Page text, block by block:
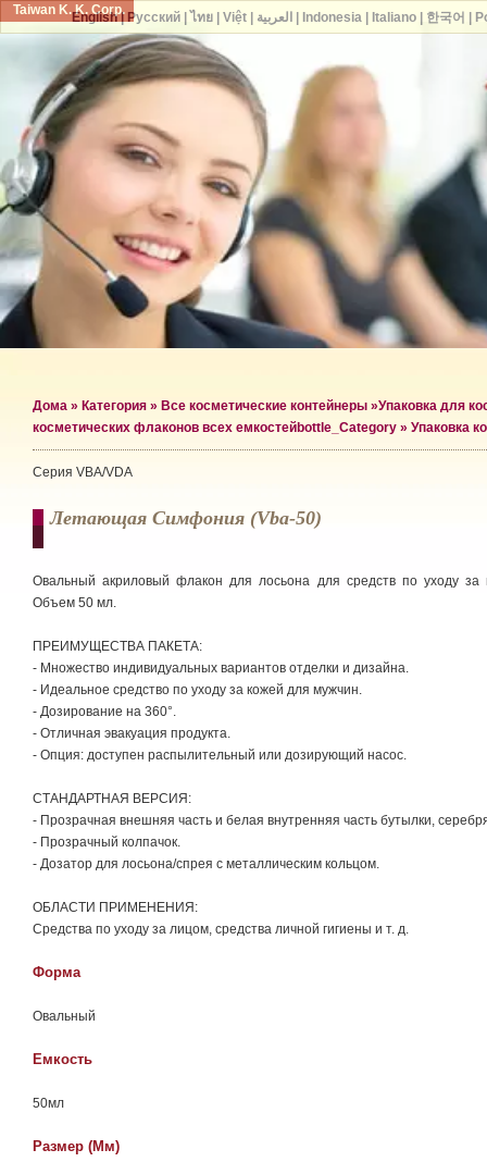
Taiwan K. K. Corp.
Дома » Категория » Все косметические контейнеры »Упаковка для
косметических флаконов всех емкостейbottle_Category » Упаковка
Серия VBA/VDA
Летающая Симфония (vba-50)
Овальный акриловый флакон для лосьона для средств по уходу за
Объем 50 мл.
ПРЕИМУЩЕСТВА ПАКЕТА:
- Множество индивидуальных вариантов отделки и дизайна.
- Идеальное средство по уходу за кожей для мужчин.
- Дозирование на 360°.
- Отличная эвакуация продукта.
- Опция: доступен распылительный или дозирующий насос.
СТАНДАРТНАЯ ВЕРСИЯ:
- Прозрачная внешняя часть и белая внутренняя часть бутылки,
- Прозрачный колпачок.
- Дозатор для лосьона/спрея с металлическим кольцом.
ОБЛАСТИ ПРИМЕНЕНИЯ:
Средства по уходу за лицом, средства личной гигиены и т. д.
Форма
Овальный
Емкость
50мл
Размер (мм)
English| Русский| ไทย| Việt| العربية Indonesia| Italiano| 한국어